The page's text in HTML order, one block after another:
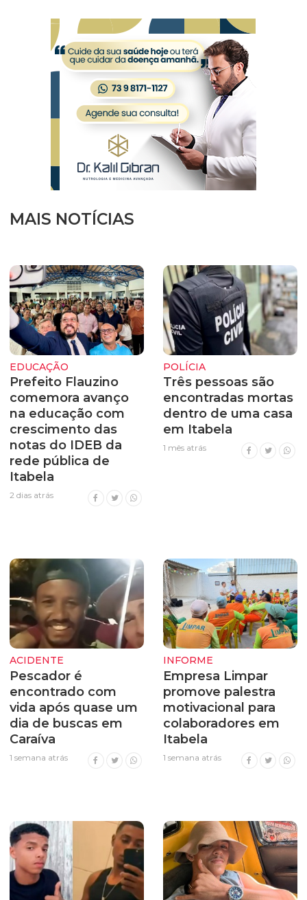
MAIS NOTÍCIAS
EDUCAÇÃO
Prefeito Flauzino
comemora avanço
na educação com
crescimento das
notas do IDEB da
rede pública de
Itabela
2 dias atrás
POLÍCIA
Três pessoas são
encontradas mortas
dentro de uma casa
em Itabela
1 mês atrás
ACIDENTE
Pescador é
encontrado com
vida após quase um
dia de buscas em
Caraíva
1 semana atrás
INFORME
Empresa Limpar
promove palestra
motivacional para
colaboradores em
Itabela
1 semana atrás